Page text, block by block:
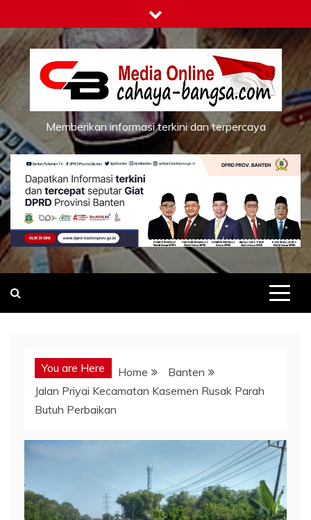
to
content
Memberikan informasi terkini dan terpercaya
You are Here Home
Banten
Jalan Priyai Kecamatan Kasemen Rusak Parah
Butuh Perbaikan